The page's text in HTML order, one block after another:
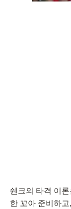
쉔크의 타격 이
한 꼬아 준비하